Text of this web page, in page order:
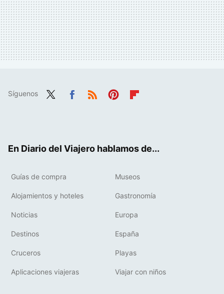
Síguenos
En Diario del Viajero hablamos de...
Guías de compra Museos
Alojamientos y hoteles Gastronomía
Noticias Europa
Destinos España
Cruceros Playas
Aplicaciones viajeras Viajar con niños